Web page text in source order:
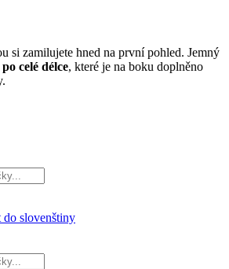
si zamilujete hned na první pohled. Jemný
celé délce, které je na boku doplněno
do slovenštiny